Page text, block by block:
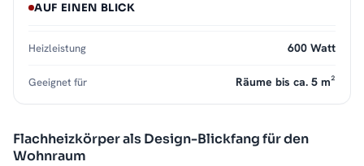
Flachheizkörper als Design-Blickfang für den
Wohnraum
AUF EINEN BLICK
Heizleistung 600 Watt
Geeignet für Räume bis ca. 5 m²